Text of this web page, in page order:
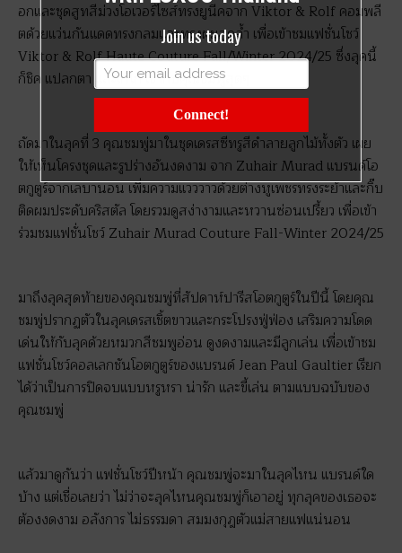
อกและชุดสูทสีม่วงโอเวอร์ไซส์ทรงยูนีคจาก Viktor & Rolf คอมพลี
ตด้วยแว่นกันแดดทรงกลมและทรงผมสุดล้ำ เพื่อเข้าชมแฟชั่นโชว์
Viktor & Rolf Haute Couture Fall/Winter 2024/25 ซึ่งลุคนี้
ก็ชิค แปลกตา และเก๋ไก๋ เข้ากับคุณชมพู่สุดๆ
ถัดมาในลุคที่ 3 คุณชมพู่มาในชุดเดรสซีทรูสีดำลายลูกไม้ทั้งตัว เผย
ให้เห็นโครงชุดและรูปร่างอันงดงาม จาก Zuhair Murad แบรนด์โอ
ตกูตูร์จากเลบานอน เพิ่มความแวววาวด้วยต่างหูเพชรทรงระย้าและกิ๊บ
ติดผมประดับคริสตัล โดยรวมดูสง่างามและหวานซ่อนเปรี้ยว เพื่อเข้า
ร่วมชมแฟชั่นโชว์ Zuhair Murad Couture Fall-Winter 2024/25
มาถึงลุคสุดท้ายของคุณชมพู่ที่สัปดาห์ปารีสโอตกูตูร์ในปีนี้ โดยคุณ
ชมพู่ปรากฏตัวในลุคเดรสเชิ้ตขาวและกระโปรงฟู่ฟ่อง เสริมความโดด
เด่นให้กับลุคด้วยหมวกสีชมพูอ่อน ดูงดงามและมีลูกเล่น เพื่อเข้าชม
แฟชั่นโชว์คอลเลกชันโอตกูตูร์ของแบรนด์ Jean Paul Gaultier เรียก
ได้ว่าเป็นการปิดจบแบบหรูหรา น่ารัก และขี้เล่น ตามแบบฉบับของ
คุณชมพู่
แล้วมาดูกันว่า แฟชั่นโชว์ปีหน้า คุณชมพู่จะมาในลุคไหน แบรนด์ใด
บ้าง แต่เชื่อเลยว่า ไม่ว่าจะลุคไหนคุณชมพู่ก็เอาอยู่ ทุกลุคของเธอจะ
ต้องงดงาม อลังการ ไม่ธรรมดา สมมงกุฎตัวแม่สายแฟแน่นอน
Join us today
Connect!